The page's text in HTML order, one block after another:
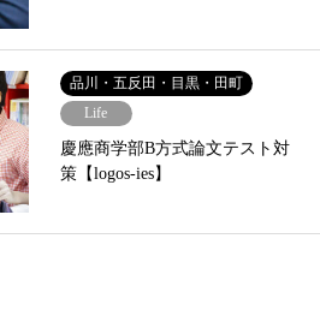
品川・五反田・目黒・田町
Life
慶應商学部B方式論文テスト対
策【logos-ies】